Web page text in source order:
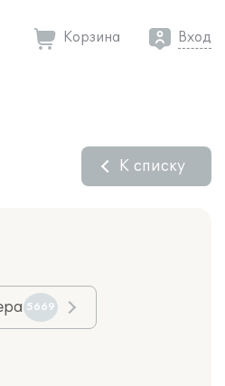
Корзина Вход
К списку
5669